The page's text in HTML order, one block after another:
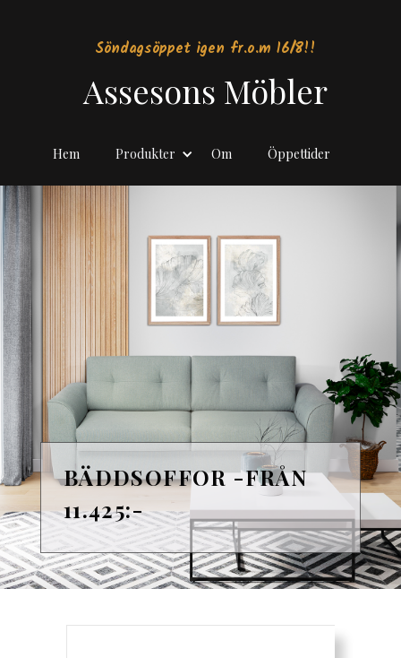
Söndagsöppet igen fr.o.m 16/8!!
Assesons Möbler
Hem Produkter Om Öppettider
BÄDDSOFFOR -FRÅN
11.425:-